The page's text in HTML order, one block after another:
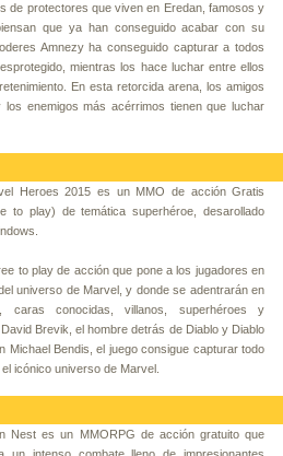
de protectores que viven en Eredan, famosos y
que ya han conseguido acabar con su
Amnezy ha conseguido capturar a todos
mientras los hace luchar entre ellos
En esta retorcida arena, los amigos
enemigos más acérrimos tienen que luchar
Heroes 2015 es un MMO de acción Gratis
to play) de temática superhéroe, desarollado
to play de acción que pone a los jugadores en
universo de Marvel, y donde se adentrarán en
caras conocidas, villanos, superhéroes y
Brevik, el hombre detrás de Diablo y Diablo
Michael Bendis, el juego consigue capturar todo
icónico universo de Marvel.
Nest es un MMORPG de acción gratuito que